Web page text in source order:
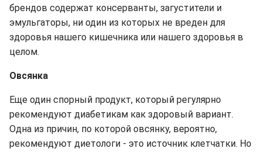
брендов содержат консерванты, загустители и
эмульгаторы, ни один из которых не вреден для
здоровья нашего кишечника или нашего здоровья в
целом.
Овсянка
Еще один спорный продукт, который регулярно
рекомендуют диабетикам как здоровый вариант.
Одна из причин, по которой овсянку, вероятно,
рекомендуют диетологи - это источник клетчатки. Но